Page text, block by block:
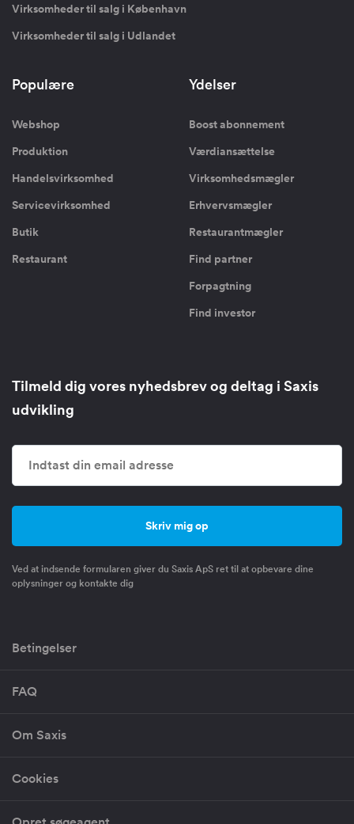
Virksomheder til salg i København
Virksomheder til salg i Udlandet
Populære
Webshop
Produktion
Handelsvirksomhed
Servicevirksomhed
Butik
Restaurant
Ydelser
Boost abonnement
Værdiansættelse
Virksomhedsmægler
Erhvervsmægler
Restaurantmægler
Find partner
Forpagtning
Find investor
Tilmeld dig vores nyhedsbrev og deltag i Saxis
udvikling
Ved at indsende formularen giver du Saxis ApS ret til at opbevare dine
oplysninger og kontakte dig
Betingelser
FAQ
Om Saxis
Cookies